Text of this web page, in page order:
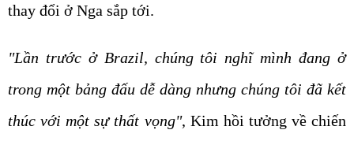
thay đổi ở Nga sắp tới.
"Lần trước ở Brazil, chúng tôi nghĩ mình đang ở
trong một bảng đấu dễ dàng nhưng chúng tôi đã kết
thúc với một sự thất vọng", Kim hồi tưởng về chiến